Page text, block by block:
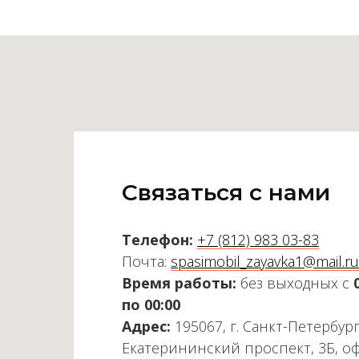
Связаться с нами
Телефон: +7 (812) 983 03-83
Почта: spasimobil_zayavka1@mail.ru
Время работы: без выходных с
по 00:00
Адрес: 195067, г. Санкт-
Екатерининский проспект, 3Б,